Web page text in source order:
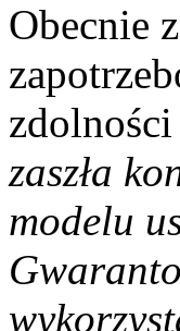
Obecnie
zaszła
modelu